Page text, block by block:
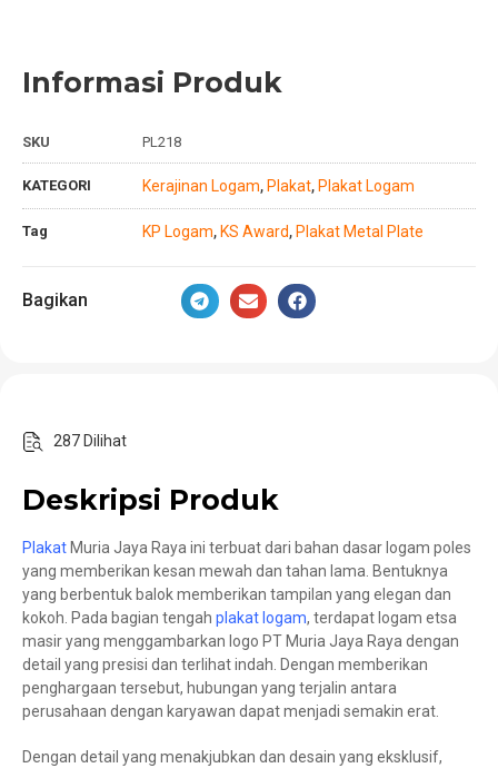
Informasi Produk
SKU PL218
KATEGORI Kerajinan Logam, Plakat, Plakat Logam
Tag KP Logam, KS Award, Plakat Metal Plate
Bagikan
287 Dilihat
Deskripsi Produk
Plakat Muria Jaya Raya ini terbuat dari bahan dasar logam poles
yang memberikan kesan mewah dan tahan lama. Bentuknya
yang berbentuk balok memberikan tampilan yang elegan dan
kokoh. Pada bagian tengah plakat logam, terdapat logam etsa
masir yang menggambarkan logo PT Muria Jaya Raya dengan
detail yang presisi dan terlihat indah. Dengan memberikan
penghargaan tersebut, hubungan yang terjalin antara
perusahaan dengan karyawan dapat menjadi semakin erat.
Dengan detail yang menakjubkan dan desain yang eksklusif,